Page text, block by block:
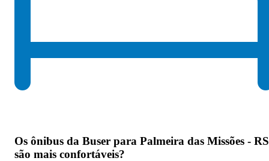
Os ônibus da Buser para Palmeira das Missões - RS
são mais confortáveis?